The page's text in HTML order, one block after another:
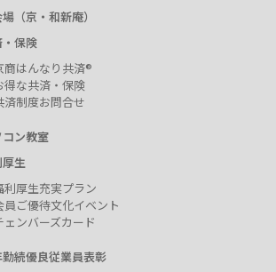
（京・和新庵）
保険
商はんなり共済®
得な共済・保険
済制度お問合せ
ン教室
生
利厚生充実プラン
員ご優待文化イベント
ェンバーズカード
続優良従業員表彰